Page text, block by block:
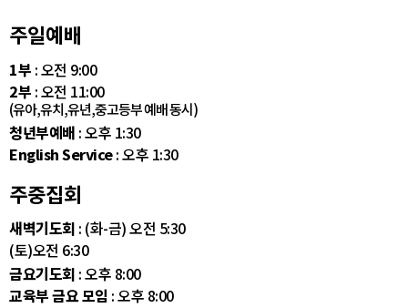
주일예배
1부 : 오전 9:00
2부 : 오전 11:00
(유아,유치,유년,중고등부 예배 동시)
청년부예배 : 오후 1:30
English Service: 오후 1:30
주중집회
새벽기도회 : (화-금) 오전 5:30
(토)오전 6:30
금요기도회 : 오후 8:00
교육부 금요 모임 : 오후 8:00